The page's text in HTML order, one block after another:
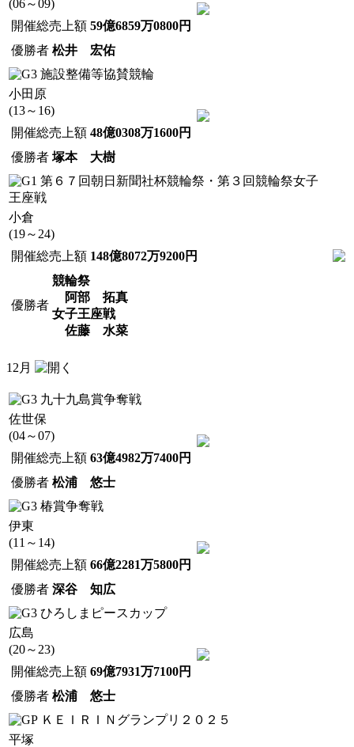
(06～09)
開催総売上額 59億6859万0800円
優勝者 松井 宏佑
施設整備等協賛競輪
小田原
(13～16)
開催総売上額 48億0308万1600円
優勝者 塚本 大樹
第６７回朝日新聞社杯競輪祭・第３回競輪祭女子
王座戦
小倉
(19～24)
開催総売上額 148億8072万9200円
優勝者
競輪祭
阿部 拓真
女子王座戦
佐藤 水菜
12月
九十九島賞争奪戦
佐世保
(04～07)
開催総売上額 63億4982万7400円
優勝者 松浦 悠士
椿賞争奪戦
伊東
(11～14)
開催総売上額 66億2281万5800円
優勝者 深谷 知広
ひろしまピースカップ
広島
(20～23)
開催総売上額 69億7931万7100円
優勝者 松浦 悠士
ＫＥＩＲＩＮグランプリ２０２５
平塚